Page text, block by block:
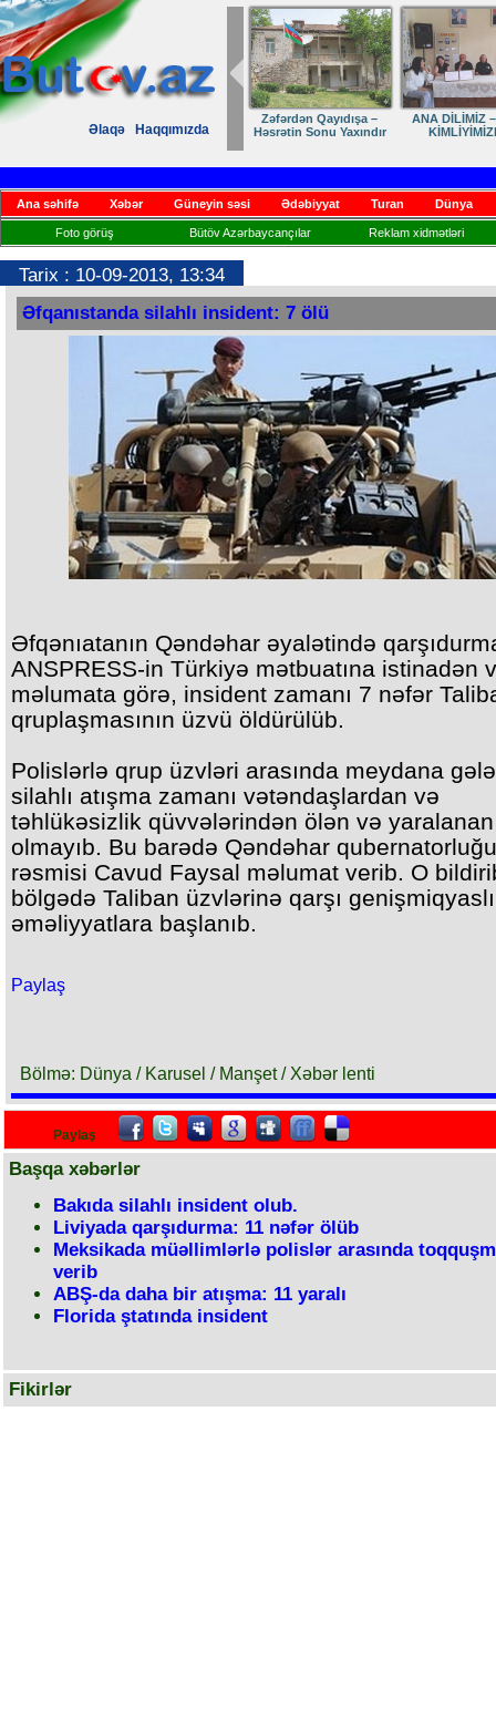
Əlaqə Haqqımızda
Zəfərdən Qayıdışa –
Həsrətin Sonu Yaxındır
ANA DİLİMİZ
Ana səhifə Xəbər Güneyin səsi Ədəbiyyat Turan Dünya
Foto görüş Bütöv Azərbaycançılar Reklam xidmətləri
Tarix : 10-09-2013, 13:34
Əfqanıstanda silahlı insident: 7 ölü
Əfqənıatanın Qəndəhar əyalətində
ANSPRESS-in Türkiyə mətbuatına istinadən
məlumata görə, insident zamanı 7 nəfər
qruplaşmasının üzvü öldürülüb.
Polislərlə qrup üzvləri arasında meydana
silahlı atışma zamanı vətəndaşlardan və
təhlükəsizlik qüvvələrindən ölən və yaralanan
olmayıb. Bu barədə Qəndəhar
rəsmisi Cavud Faysal məlumat verib. O
bölgədə Taliban üzvlərinə qarşı genişmiqyaslı
əməliyyatlara başlanıb.
Paylaş
Bölmə: Dünya / Karusel / Manşet / Xəbər lenti
Paylaş
Başqa xəbərlər
Bakıda silahlı insident olub.
Liviyada qarşıdurma: 11 nəfər ölüb
Meksikada müəllimlərlə polislər arasında
verib
ABŞ-da daha bir atışma: 11 yaralı
Florida ştatında insident
Fikirlər